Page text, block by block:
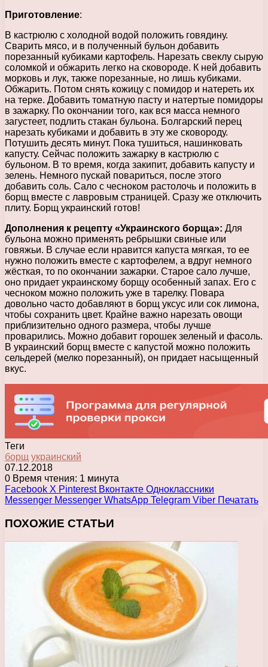
Приготовление:
В кастрюлю с холодной водой положить говядину.
Сварить мясо, и в полученный бульон добавить
порезанный кубиками картофель. Нарезать свеклу сырую
соломкой и обжарить легко на сковороде. К ней добавить
морковь и лук, также порезанные, но лишь кубиками.
Обжарить. Потом снять кожицу с помидор и натереть их
на терке. Добавить томатную пасту и натертые помидоры
в зажарку. По окончании того, как вся масса немного
загустеет, подлить стакан бульона. Болгарский перец
нарезать кубиками и добавить в эту же сковороду.
Потушить десять минут. Пока тушиться, нашинковать
капусту. Сейчас положить зажарку в кастрюлю с
бульоном. В то время, когда закипит, добавить капусту и
зелень. Немного пускай повариться, после этого
добавить соль. Сало с чесноком растолочь и положить в
борщ вместе с лавровым страницей. Сразу же отключить
плиту. Борщ украинский готов!
Дополнения к рецепту «Украинского борща»: Для
бульона можно применять ребрышки свиные или
говяжьи. В случае если нравится капуста мягкая, то ее
нужно положить вместе с картофелем, а вдруг немного
жёсткая, то по окончании зажарки. Старое сало лучше,
оно придает украинскому борщу особенный запах. Его с
чесноком можно положить уже в тарелку. Повара
довольно часто добавляют в борщ уксус или сок лимона,
чтобы сохранить цвет. Крайне важно нарезать овощи
приблизительно одного размера, чтобы лучше
проварились. Можно добавит горошек зеленый и фасоль.
В украинский борщ вместе с капустой можно положить
сельдерей (мелко порезанный), он придает насыщенный
вкус.
Теги
борщ украинский
07.12.2018
0 Время чтения: 1 минута
Facebook X Pinterest Вконтакте Одноклассники
Messenger Messenger WhatsApp Telegram Viber Печатать
ПОХОЖИЕ СТАТЬИ